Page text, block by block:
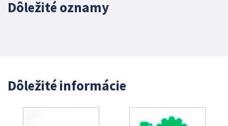
Dôležité oznamy
Dôležité informácie